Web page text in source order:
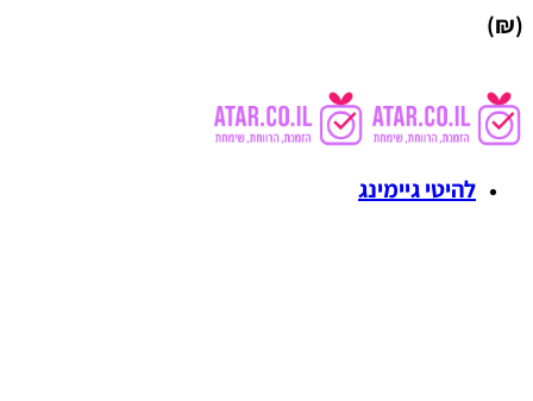
(₪)
להיטי גיימינג